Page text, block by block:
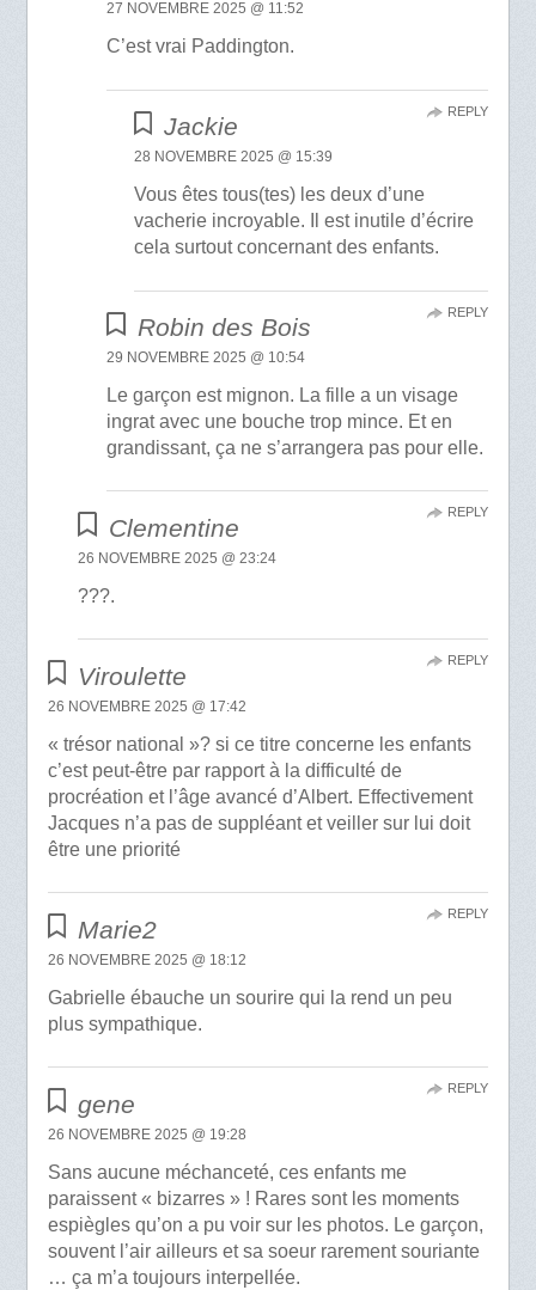
27 NOVEMBRE 2025 @ 11:52
C’est vrai Paddington.
Jackie
28 NOVEMBRE 2025 @ 15:39
Vous êtes tous(tes) les deux d’une
vacherie incroyable. Il est inutile d’écrire
cela surtout concernant des enfants.
REPLY
Robin des Bois
29 NOVEMBRE 2025 @ 10:54
Le garçon est mignon. La fille a un visage
ingrat avec une bouche trop mince. Et en
grandissant, ça ne s’arrangera pas pour elle.
REPLY
Clementine
26 NOVEMBRE 2025 @ 23:24
???.
REPLY
Viroulette
26 NOVEMBRE 2025 @ 17:42
« trésor national »? si ce titre concerne les enfants
c’est peut-être par rapport à la difficulté de
procréation et l’âge avancé d’Albert. Effectivement
Jacques n’a pas de suppléant et veiller sur lui doit
être une priorité
REPLY
Marie2
26 NOVEMBRE 2025 @ 18:12
Gabrielle ébauche un sourire qui la rend un peu
plus sympathique.
REPLY
gene
26 NOVEMBRE 2025 @ 19:28
Sans aucune méchanceté, ces enfants me
paraissent « bizarres » ! Rares sont les moments
espiègles qu’on a pu voir sur les photos. Le garçon,
souvent l’air ailleurs et sa soeur rarement souriante
… ça m’a toujours interpellée.
REPLY